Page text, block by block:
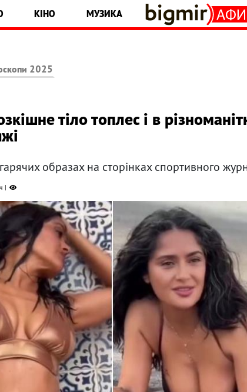
КІНО МУЗИКА
2025
тіло топлес і в
образах на сторінках спортивного